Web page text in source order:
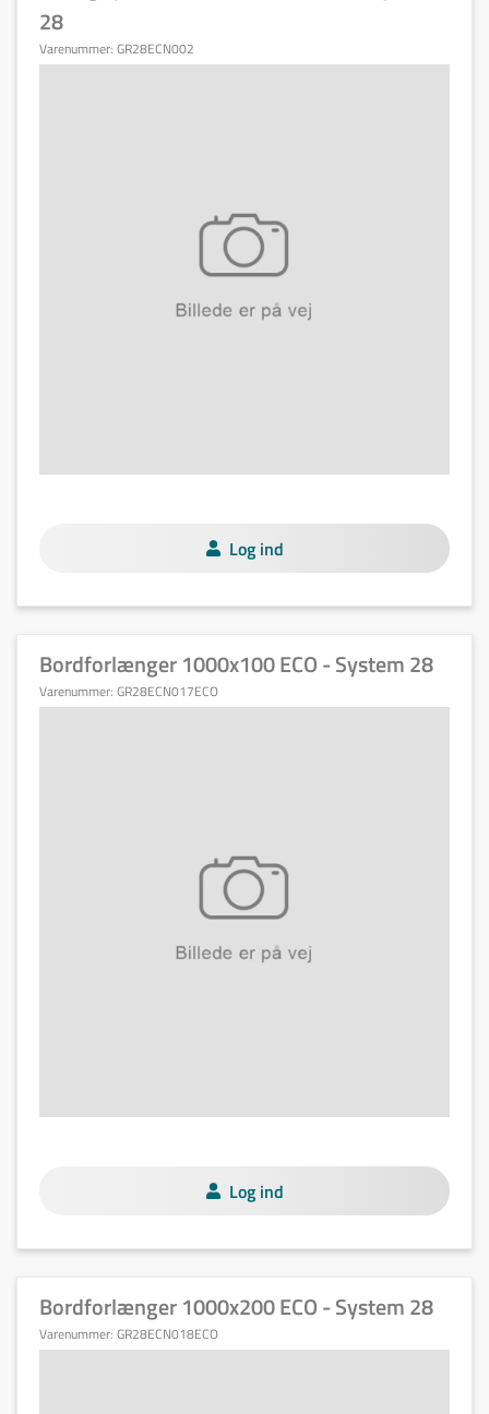
28
Varenummer: GR28ECN002
Log ind
Bordforlænger 1000x100 ECO - System 28
Varenummer: GR28ECN017ECO
Log ind
Bordforlænger 1000x200 ECO - System 28
Varenummer: GR28ECN018ECO